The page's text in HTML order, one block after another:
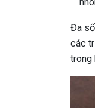
Đa
các
trong